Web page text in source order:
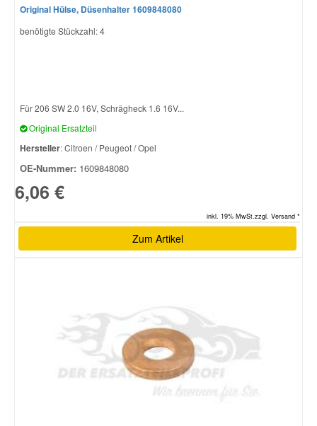
Original Hülse, Düsenhalter 1609848080
benötigte Stückzahl: 4
Für 206 SW 2.0 16V, Schrägheck 1.6 16V...
Original Ersatzteil
Hersteller: Citroen / Peugeot / Opel
OE-Nummer: 1609848080
6,06 €
inkl. 19% MwSt.zzgl. Versand *
Zum Artikel